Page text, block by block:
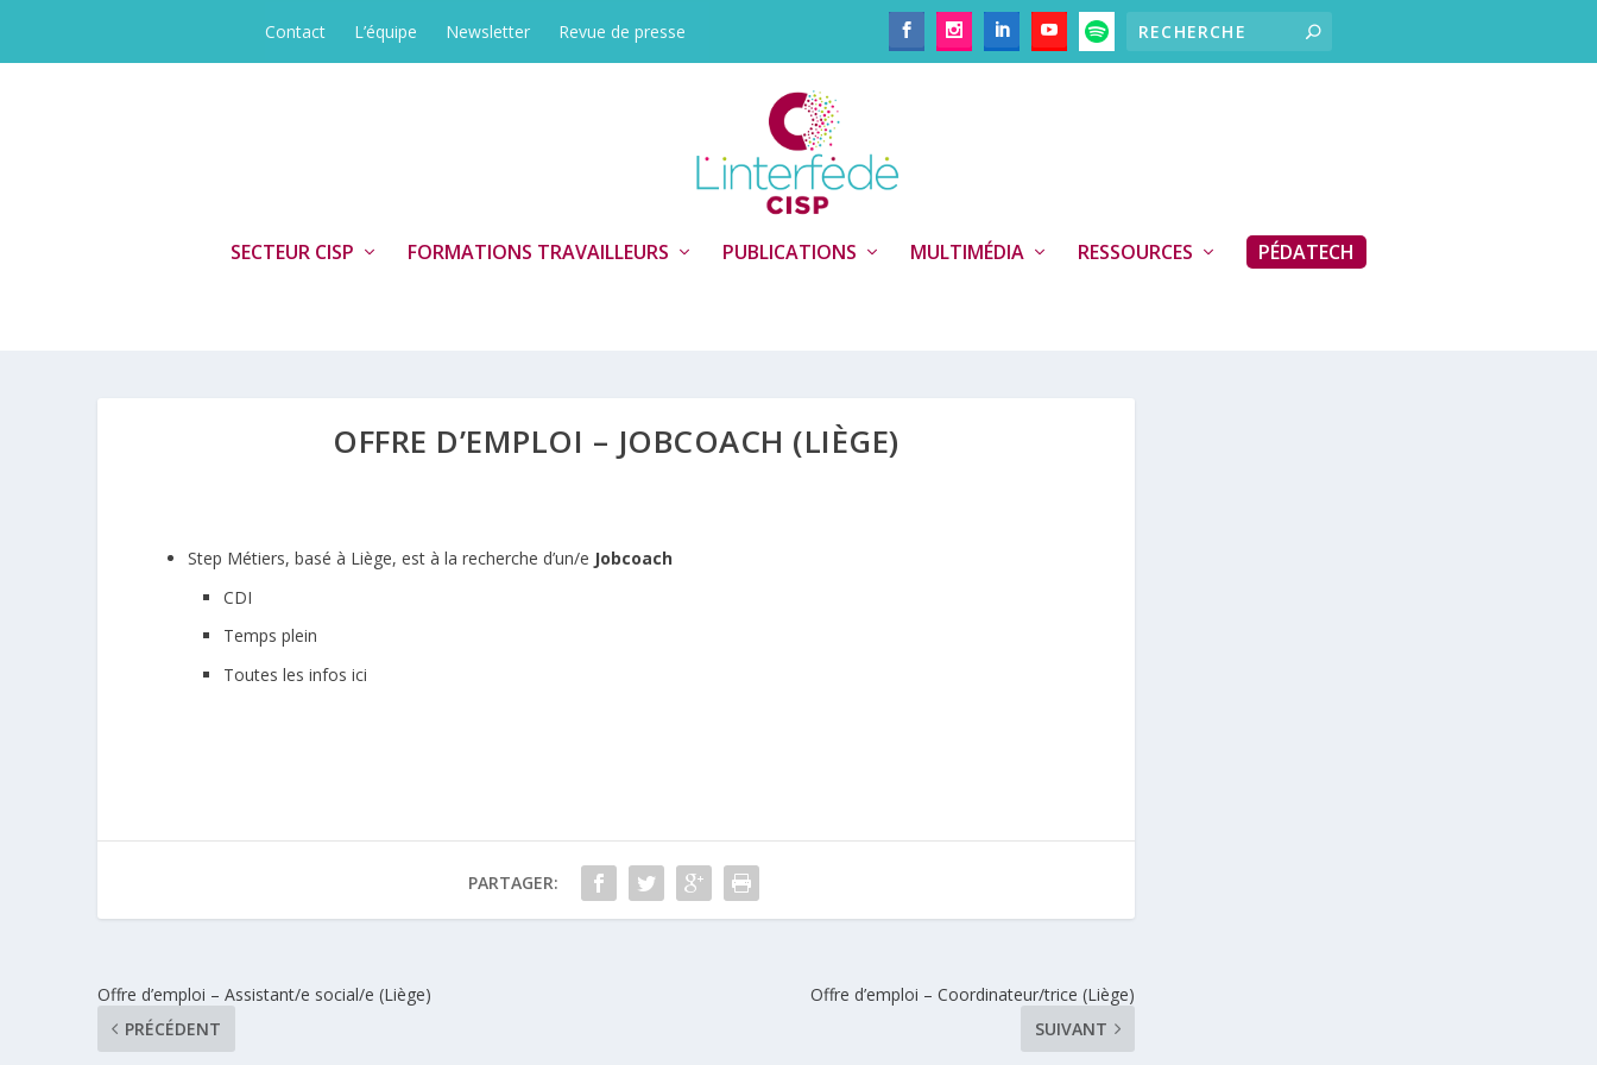
Contact L’équipe Newsletter Revue de presse
SECTEUR CISP FORMATIONS TRAVAILLEURS PUBLICATIONS MULTIMÉDIA RESSOURCES PÉDATECH
OFFRE D’EMPLOI – JOBCOACH (LIÈGE)
Step Métiers, basé à Liège, est à la recherche d’un/e Jobcoach
CDI
Temps plein
Toutes les infos ici
PARTAGER:
Offre d’emploi – Assistant/e social/e (Liège)
PRÉCÉDENT
Offre d’emploi – Coordinateur/trice (Liège)
SUIVANT